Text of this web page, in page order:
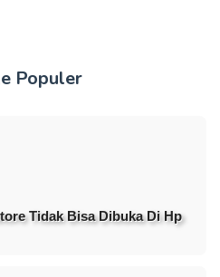
Populer
Tidak Bisa Dibuka Di Hp